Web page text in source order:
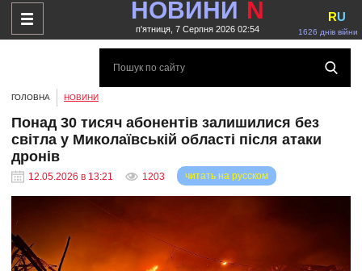
НОВИНИ N
п'ятниця, 7 Серпня 2026 02:54 1626 днів війни
RU
ГОЛОВНА НОВИНИ
Понад 30 тисяч абонентів залишилися без
світла у Миколаївській області після атаки
дронів
12.05.2026 в 13:21 1203 читать на русском